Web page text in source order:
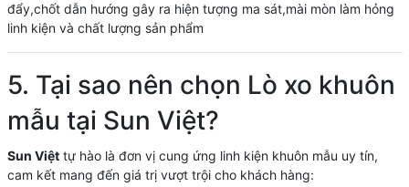
đẩy,chốt dẫn hướng gây ra hiện tượng ma sát,mài mòn làm hỏng
linh kiện và chất lượng sản phẩm
5. Tại sao nên chọn Lò xo khuôn
mẫu tại Sun Việt?
Sun Việttự hào là đơn vị cung ứng linh kiện khuôn mẫu uy tín,
cam kết mang đến giá trị vượt trội cho khách hàng: